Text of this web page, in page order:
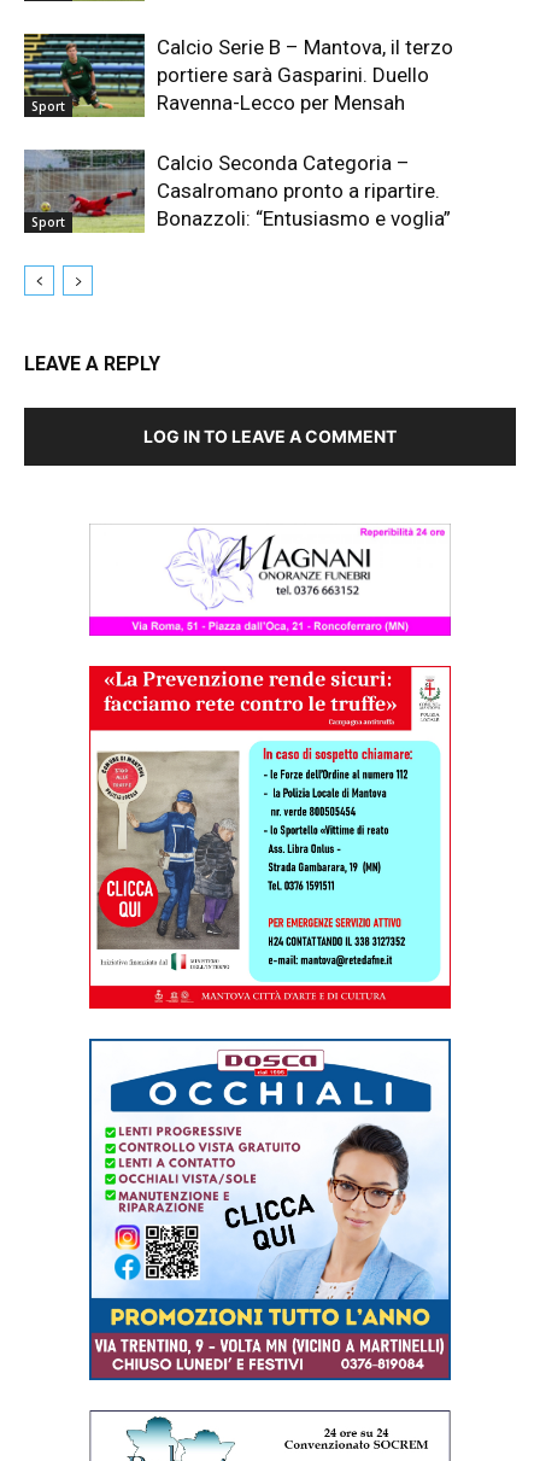
Sport
Calcio Serie B – Mantova, il terzo
portiere sarà Gasparini. Duello
Ravenna-Lecco per Mensah
Sport
Calcio Seconda Categoria –
Casalromano pronto a ripartire.
Bonazzoli: “Entusiasmo e voglia”
LEAVE A REPLY
LOG IN TO LEAVE A COMMENT